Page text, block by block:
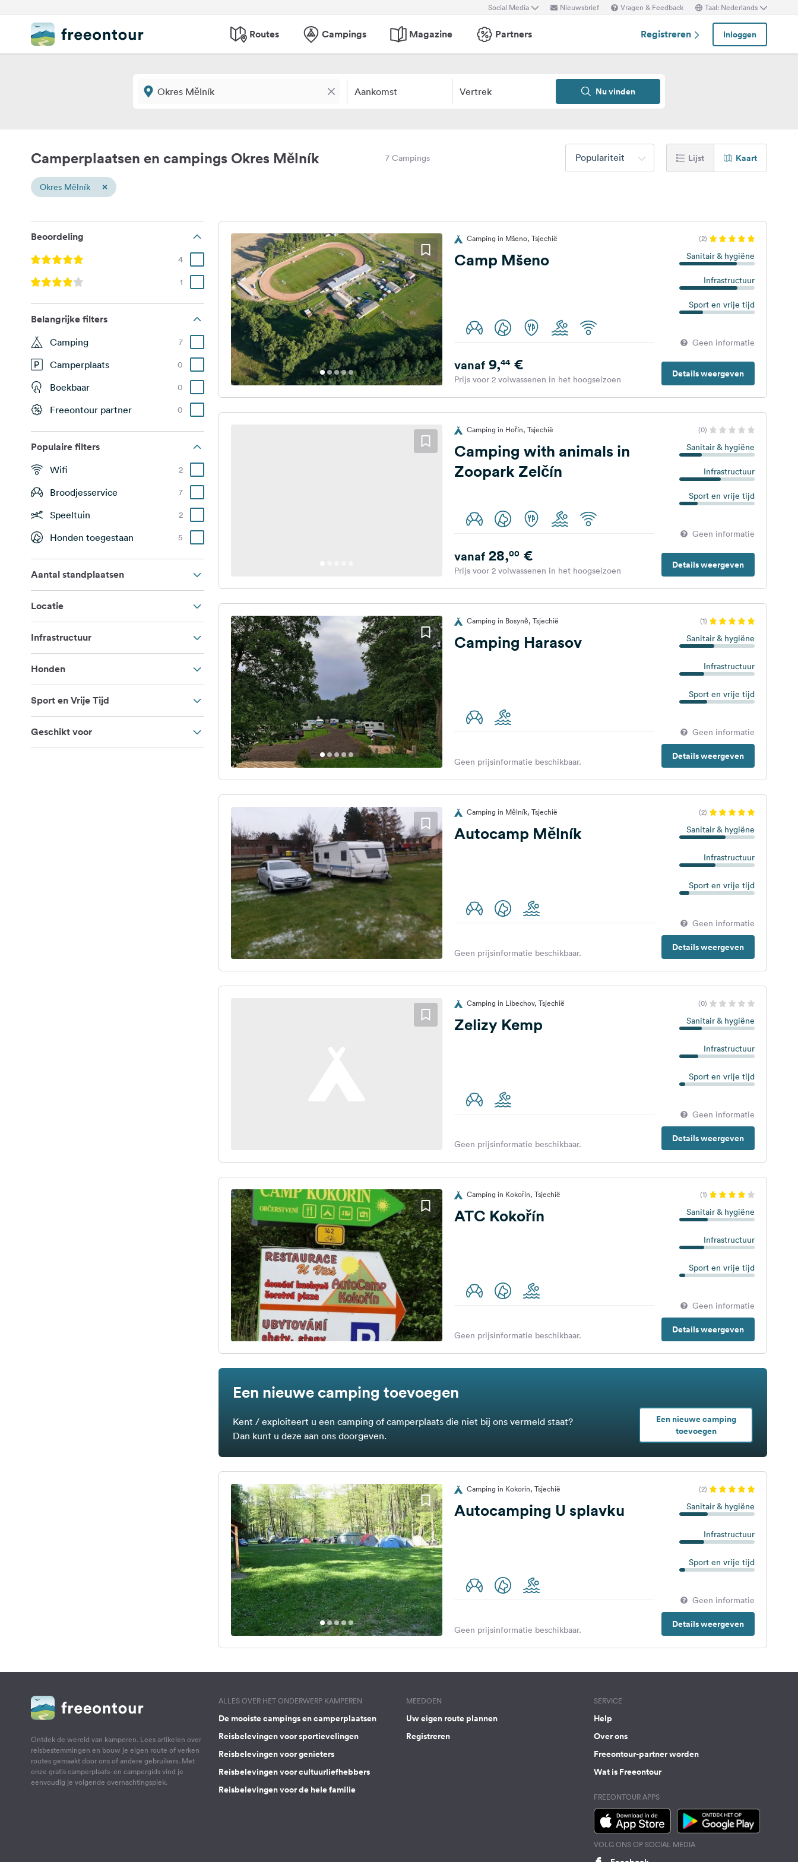
Social Media Nieuwsbrief Vragen & Feedback Taal: Nederlands
Routes Campings Magazine Partners Registreren Inloggen
Aankomst Vertrek Nu vinden
Camperplaatsen en campings Okres Mělník 7 Campings Populariteit Lijst Kaart
Okres Mělník ×
Beoordeling
4
1
Belangrijke filters
Camping 7
Camperplaats 0
Boekbaar 0
Freeontour partner 0
Populaire filters
Wifi 2
Broodjesservice 7
Speeltuin 2
Honden toegestaan 5
Aantal standplaatsen
Locatie
Infrastructuur
Honden
Sport en Vrije Tijd
Geschikt voor
Camping in Mšeno, Tsjechië (2)
Camp Mšeno Sanitair & hygiëne
Infrastructuur
Sport en vrije tijd
Geen informatie
Details weergeven
vanaf9,44€
Prijs voor 2 volwassenen in het hoogseizoen
Camping in Hořín, Tsjechië (0)
Camping with animals in
Zoopark Zelčín
Sanitair & hygiëne
Infrastructuur
Sport en vrije tijd
Geen informatie
Details weergeven
vanaf28,00€
Prijs voor 2 volwassenen in het hoogseizoen
Camping in Bosyně, Tsjechië (1)
Camping Harasov Sanitair & hygiëne
Infrastructuur
Sport en vrije tijd
Geen informatie
Details weergeven
Geen prijsinformatie beschikbaar.
Camping in Mělník, Tsjechië (2)
Autocamp Mělník Sanitair & hygiëne
Infrastructuur
Sport en vrije tijd
Geen informatie
Details weergeven
Geen prijsinformatie beschikbaar.
Camping in Libechov, Tsjechië (0)
Zelizy Kemp Sanitair & hygiëne
Infrastructuur
Sport en vrije tijd
Geen informatie
Details weergeven
Geen prijsinformatie beschikbaar.
Camping in Kokořín, Tsjechië (1)
ATC Kokořín Sanitair & hygiëne
Infrastructuur
Sport en vrije tijd
Geen informatie
Details weergeven
Geen prijsinformatie beschikbaar.
Een nieuwe camping toevoegen
Kent / exploiteert u een camping of camperplaats die niet bij ons vermeld staat?
Dan kunt u deze aan ons doorgeven.
Een nieuwe camping
toevoegen
Camping in Kokorin, Tsjechië (2)
Autocamping U splavku Sanitair & hygiëne
Infrastructuur
Sport en vrije tijd
Geen informatie
Details weergeven
Geen prijsinformatie beschikbaar.
Ontdek de wereld van kamperen. Lees artikelen over
reisbestemmingen en bouw je eigen route of verken
routes gemaakt door ons of andere gebruikers. Met
onze gratis camperplaats- en campergids vind je
eenvoudig je volgende overnachtingsplek.
ALLES OVER HET ONDERWERP KAMPEREN
De mooiste campings en camperplaatsen
Reisbelevingen voor sportievelingen
Reisbelevingen voor genieters
Reisbelevingen voor cultuurliefhebbers
Reisbelevingen voor de hele familie
MEEDOEN
Uw eigen route plannen
Registreren
SERVICE
Help
Over ons
Freeontour-partner worden
Wat is Freeontour
FREEONTOUR APPS
VOLG ONS OP SOCIAL MEDIA